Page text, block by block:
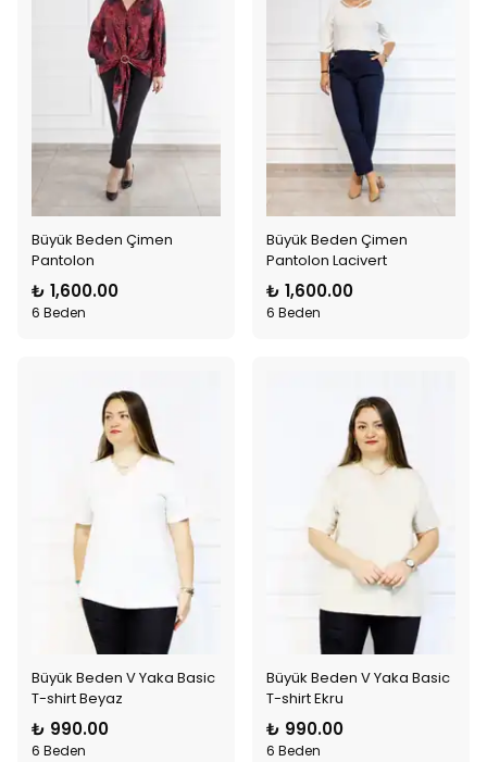
Büyük Beden Çimen
Pantolon
₺ 1,600.00
6 Beden
Büyük Beden Çimen
Pantolon Lacivert
₺ 1,600.00
6 Beden
Büyük Beden V Yaka Basic
T-shirt Beyaz
₺ 990.00
6 Beden
Büyük Beden V Yaka Basic
T-shirt Ekru
₺ 990.00
6 Beden